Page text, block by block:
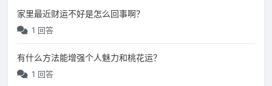
家里最近财运不好是怎么回事啊？
1 回答
有什么方法能增强个人魅力和桃花运？
1 回答